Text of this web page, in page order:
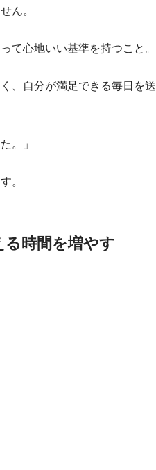
ん。
て心地いい基準を持つこと。
、自分が満足できる毎日を送
。」
。
時間を増やす